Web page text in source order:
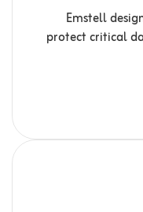
Emstell
protect critical